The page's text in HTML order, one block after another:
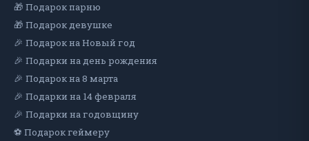
🎁 Подарок парню
🎁 Подарок девушке
🎉 Подарок на Новый год
🎉 Подарки на день рождения
🎉 Подарок на 8 марта
🎉 Подарки на 14 февраля
🎉 Подарки на годовщину
⚽ Подарок геймеру